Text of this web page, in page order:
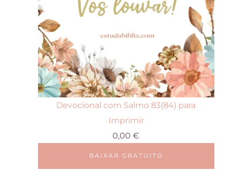
Devocional com Salmo 83(84) para
Imprimir
0,00€
BAIXAR GRATUITO